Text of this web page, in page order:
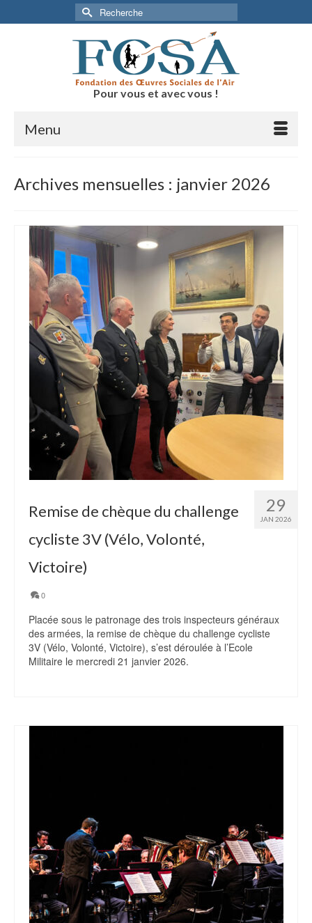
Rechercher :
Pour vous et avec vous !
Menu
Archives mensuelles : janvier 2026
29
JAN 2026
Remise de chèque du challenge
cycliste 3V (Vélo, Volonté,
Victoire)
0
Placée sous le patronage des trois inspecteurs généraux
des armées, la remise de chèque du challenge cycliste
3V (Vélo, Volonté, Victoire), s’est déroulée à l’Ecole
Militaire le mercredi 21 janvier 2026.